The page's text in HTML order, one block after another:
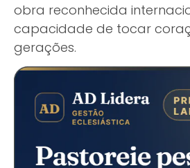
obra reconhecida
capacidade de tocar
gerações.